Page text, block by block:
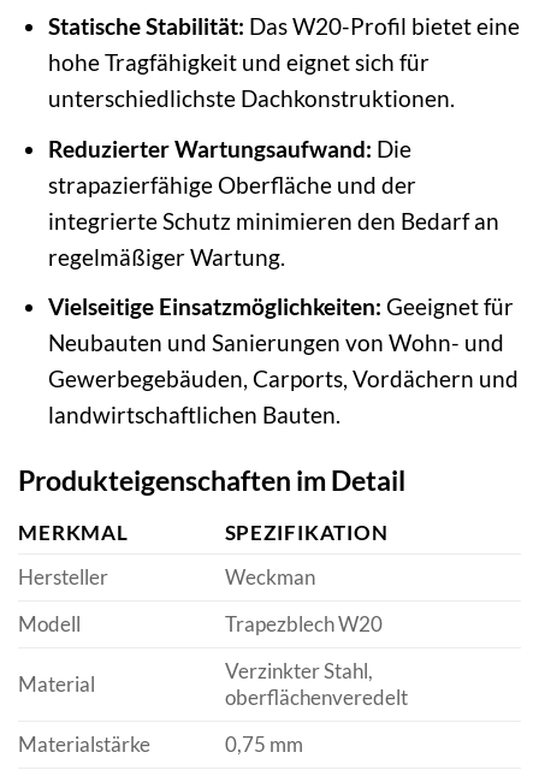
Statische Stabilität: Das W20-Profil bietet eine
hohe Tragfähigkeit und eignet sich für
unterschiedlichste Dachkonstruktionen.
Reduzierter Wartungsaufwand: Die
strapazierfähige Oberfläche und der
integrierte Schutz minimieren den Bedarf an
regelmäßiger Wartung.
Vielseitige Einsatzmöglichkeiten: Geeignet für
Neubauten und Sanierungen von Wohn- und
Gewerbegebäuden, Carports, Vordächern und
landwirtschaftlichen Bauten.
Produkteigenschaften im Detail
MERKMAL
SPEZIFIKATION
Hersteller
Weckman
Modell
Trapezblech W20
Material
Verzinkter Stahl,
oberflächenveredelt
Materialstärke
0,75 mm